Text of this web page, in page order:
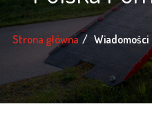
Strona główna Wiadomości